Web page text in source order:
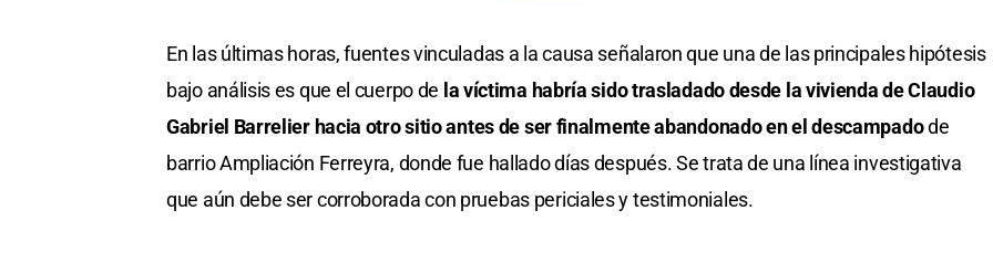
En las últimas horas, fuentes vinculadas a la causa señalaron que una de las principales hipótesis
bajo análisis es que el cuerpo de la víctima habría sido trasladado desde la vivienda de Claudio
Gabriel Barrelier hacia otro sitio antes de ser finalmente abandonado en el descampadode
barrio Ampliación Ferreyra, donde fue hallado días después. Se trata de una línea investigativa
que aún debe ser corroborada con pruebas periciales y testimoniales.